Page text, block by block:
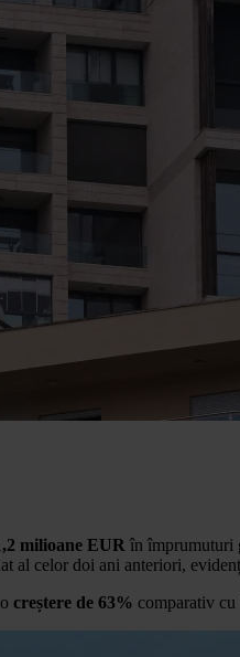
milioane EUR în împrumuturi
al celor doi ani anteriori,
creștere de 63% comparativ cu